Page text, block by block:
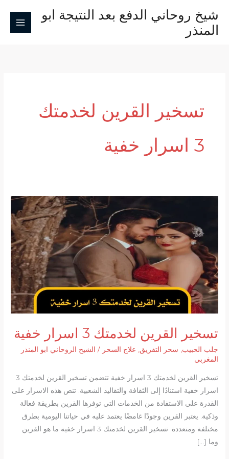
المحتوى
شيخ روحاني الدفع بعد النتيجة ابو
المنذر
تسخير القرين لخدمتك
3 اسرار خفية
تسخير القرين لخدمتك 3 اسرار خفية
جلب الحبيب سحر التفريق علاج السحر / الشيخ الروحاني ابو المنذر
المغربي
تسخير القرين لخدمتك 3 اسرار خفية تتضمن تسخير القرين لخدمتك 3
اسرار خفية استنادًا إلى الثقافة والتقاليد الشعبية. تنص هذه الاسرار على
القدرة على الاستفادة من الخدمات التي توفرها القرين بطريقة فعالة
وذكية. يعتبر القرين وجودًا غامضًا يعتمد عليه في حياتنا اليومية بطرق
مختلفة ومتعددة. تسخير القرين لخدمتك 3 اسرار خفية ما هو القرين
وما […]